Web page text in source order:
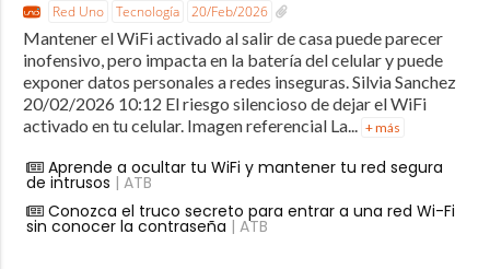
Red Uno Tecnología 20/Feb/2026
Mantener el WiFi activado al salir de casa puede parecer
inofensivo, pero impacta en la batería del celular y puede
exponer datos personales a redes inseguras. Silvia Sanchez
20/02/2026 10:12 El riesgo silencioso de dejar el WiFi
activado en tu celular. Imagen referencial La... + más
Aprende a ocultar tu WiFi y mantener tu red segura
de intrusos | ATB
Conozca el truco secreto para entrar a una red Wi-Fi
sin conocer la contraseña | ATB